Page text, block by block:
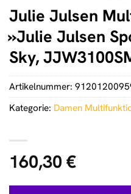
Julie Julsen
»Julie Julsen
Sky,
160,30 €
Artikelnummer:
Kategorie: Damen